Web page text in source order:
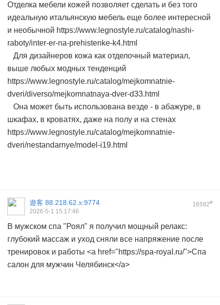
Отделка мебели кожей позволяет сделать и без того
идеальную итальянскую мебель еще более интересной
и необычной https://www.legnostyle.ru/catalog/nashi-
raboty/inter-er-na-prehistenke-k4.html
Для дизайнеров кожа как отделочный материал,
выше любых модных тенденций
https://www.legnostyle.ru/catalog/mejkomnatnie-
dveri/diverso/mejkomnatnaya-dver-d33.html
Она может быть использована везде - в абажуре, в
шкафах, в кроватях, даже на полу и на стенах
https://www.legnostyle.ru/catalog/mejkomnatnie-
dveri/nestandarnye/model-i19.html
16592#
遊客 88.218.62.x:9774
2026-5-1 15:17:46
В мужском спа "Роял" я получил мощный релакс:
глубокий массаж и уход сняли все напряжение после
тренировок и работы <a href="https://spa-royaI.ru/">Спа
салон для мужчин Челябинск</a>